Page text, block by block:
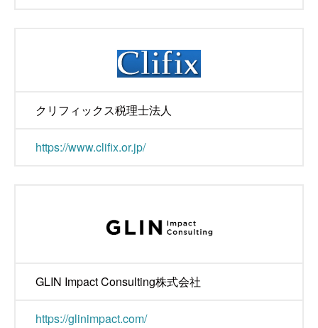
クリフィックス税理士法人
https://www.clifix.or.jp/
GLIN Impact Consulting株式会社
https://glinimpact.com/